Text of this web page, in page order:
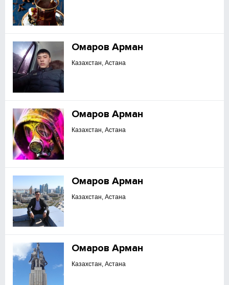
Омаров Арман
Казахстан, Астана
Омаров Арман
Казахстан, Астана
Омаров Арман
Казахстан, Астана
Омаров Арман
Казахстан, Астана